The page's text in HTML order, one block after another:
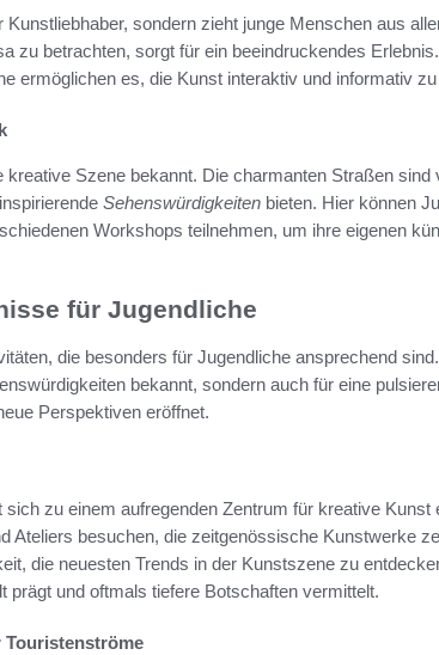
sondern zieht junge Menschen aus
zu betrachten, sorgt für ein beeindruckendes
ermöglichen es, die Kunst interaktiv und informativ
kreative Szene bekannt. Die charmanten Straßen sind
Sehenswürdigkeiten bieten. Hier können
Workshops teilnehmen, um ihre eigenen
für Jugendliche
die besonders für Jugendliche ansprechend
bekannt, sondern auch für eine
Perspektiven eröffnet.
zu einem aufregenden Zentrum für kreative Kunst
Ateliers besuchen, die zeitgenössische Kunstwerke
die neuesten Trends in der Kunstszene zu
prägt und oftmals tiefere Botschaften vermittelt.
Touristenströme